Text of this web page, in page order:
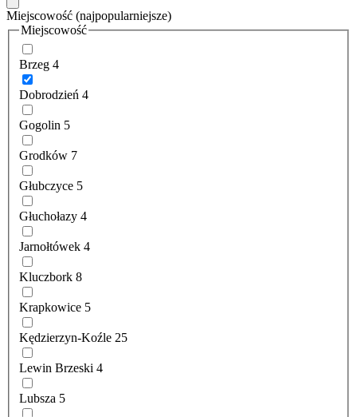
Miejscowość (najpopularniejsze)
Miejscowość
Brzeg 4
Dobrodzień 4
Gogolin 5
Grodków 7
Głubczyce 5
Głuchołazy 4
Jarnołtówek 4
Kluczbork 8
Krapkowice 5
Kędzierzyn-Koźle 25
Lewin Brzeski 4
Lubsza 5